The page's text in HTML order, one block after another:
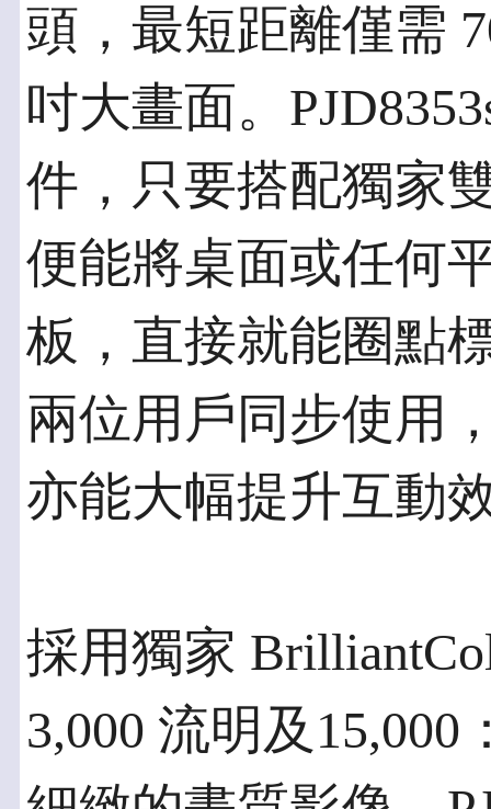
頭，最短距離僅需
吋大畫面。
件，只要搭配獨家
便能將桌面或任何
板，直接就能圈點
兩位用戶同步使用
亦能大幅提升互動
採用獨家
3,000 流明及